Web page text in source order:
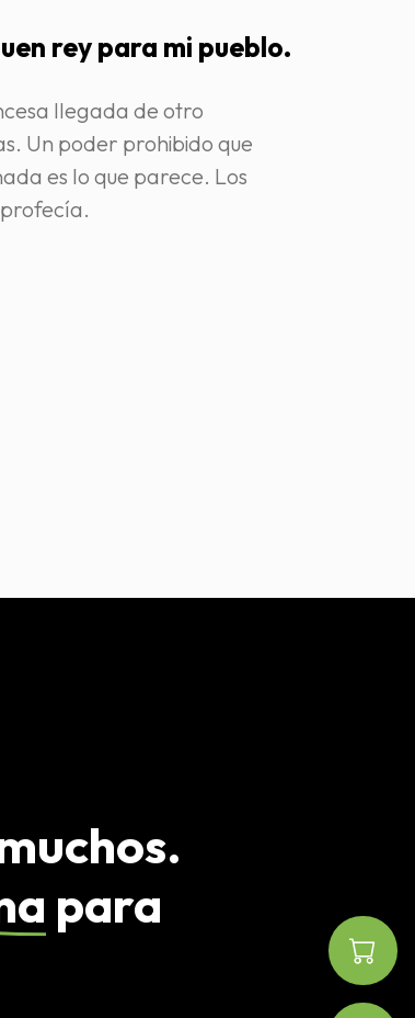
rey para mi pueblo.
llegada de otro
Un poder prohibido que
es lo que parece. Los
para